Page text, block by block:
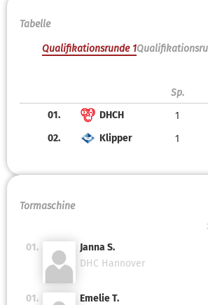
Tabelle
Qualifikationsrunde 1
Sp.
01.
DHCH 1
02.
Klipper 1
Tormaschine
01.
Janna S.
DHC Hannover
01.
Emelie T.